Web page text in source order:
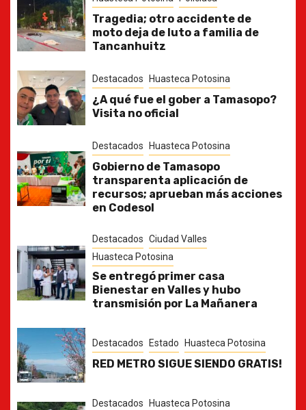
Tragedia; otro accidente de
moto deja de luto a familia de
Tancanhuitz
Destacados Huasteca Potosina
¿A qué fue el gober a Tamasopo?
Visita no oficial
Destacados Huasteca Potosina
Gobierno de Tamasopo
transparenta aplicación de
recursos; aprueban más acciones
en Codesol
Destacados Ciudad Valles
Huasteca Potosina
Se entregó primer casa
Bienestar en Valles y hubo
transmisión por La Mañanera
Destacados Estado Huasteca Potosina
RED METRO SIGUE SIENDO GRATIS!
Destacados Huasteca Potosina